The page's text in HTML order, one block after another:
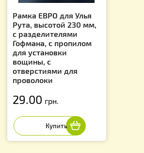
Рамка ЕВРО для Улья
Рута, высотой 230 мм,
с разделителями
Гофмана, с пропилом
для установки
вощины, с
отверстиями для
проволоки
29.00 грн.